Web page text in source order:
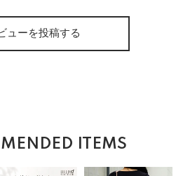
ューを投稿する
ITEMS